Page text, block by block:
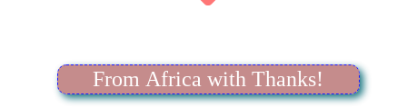
From Africa with Thanks!